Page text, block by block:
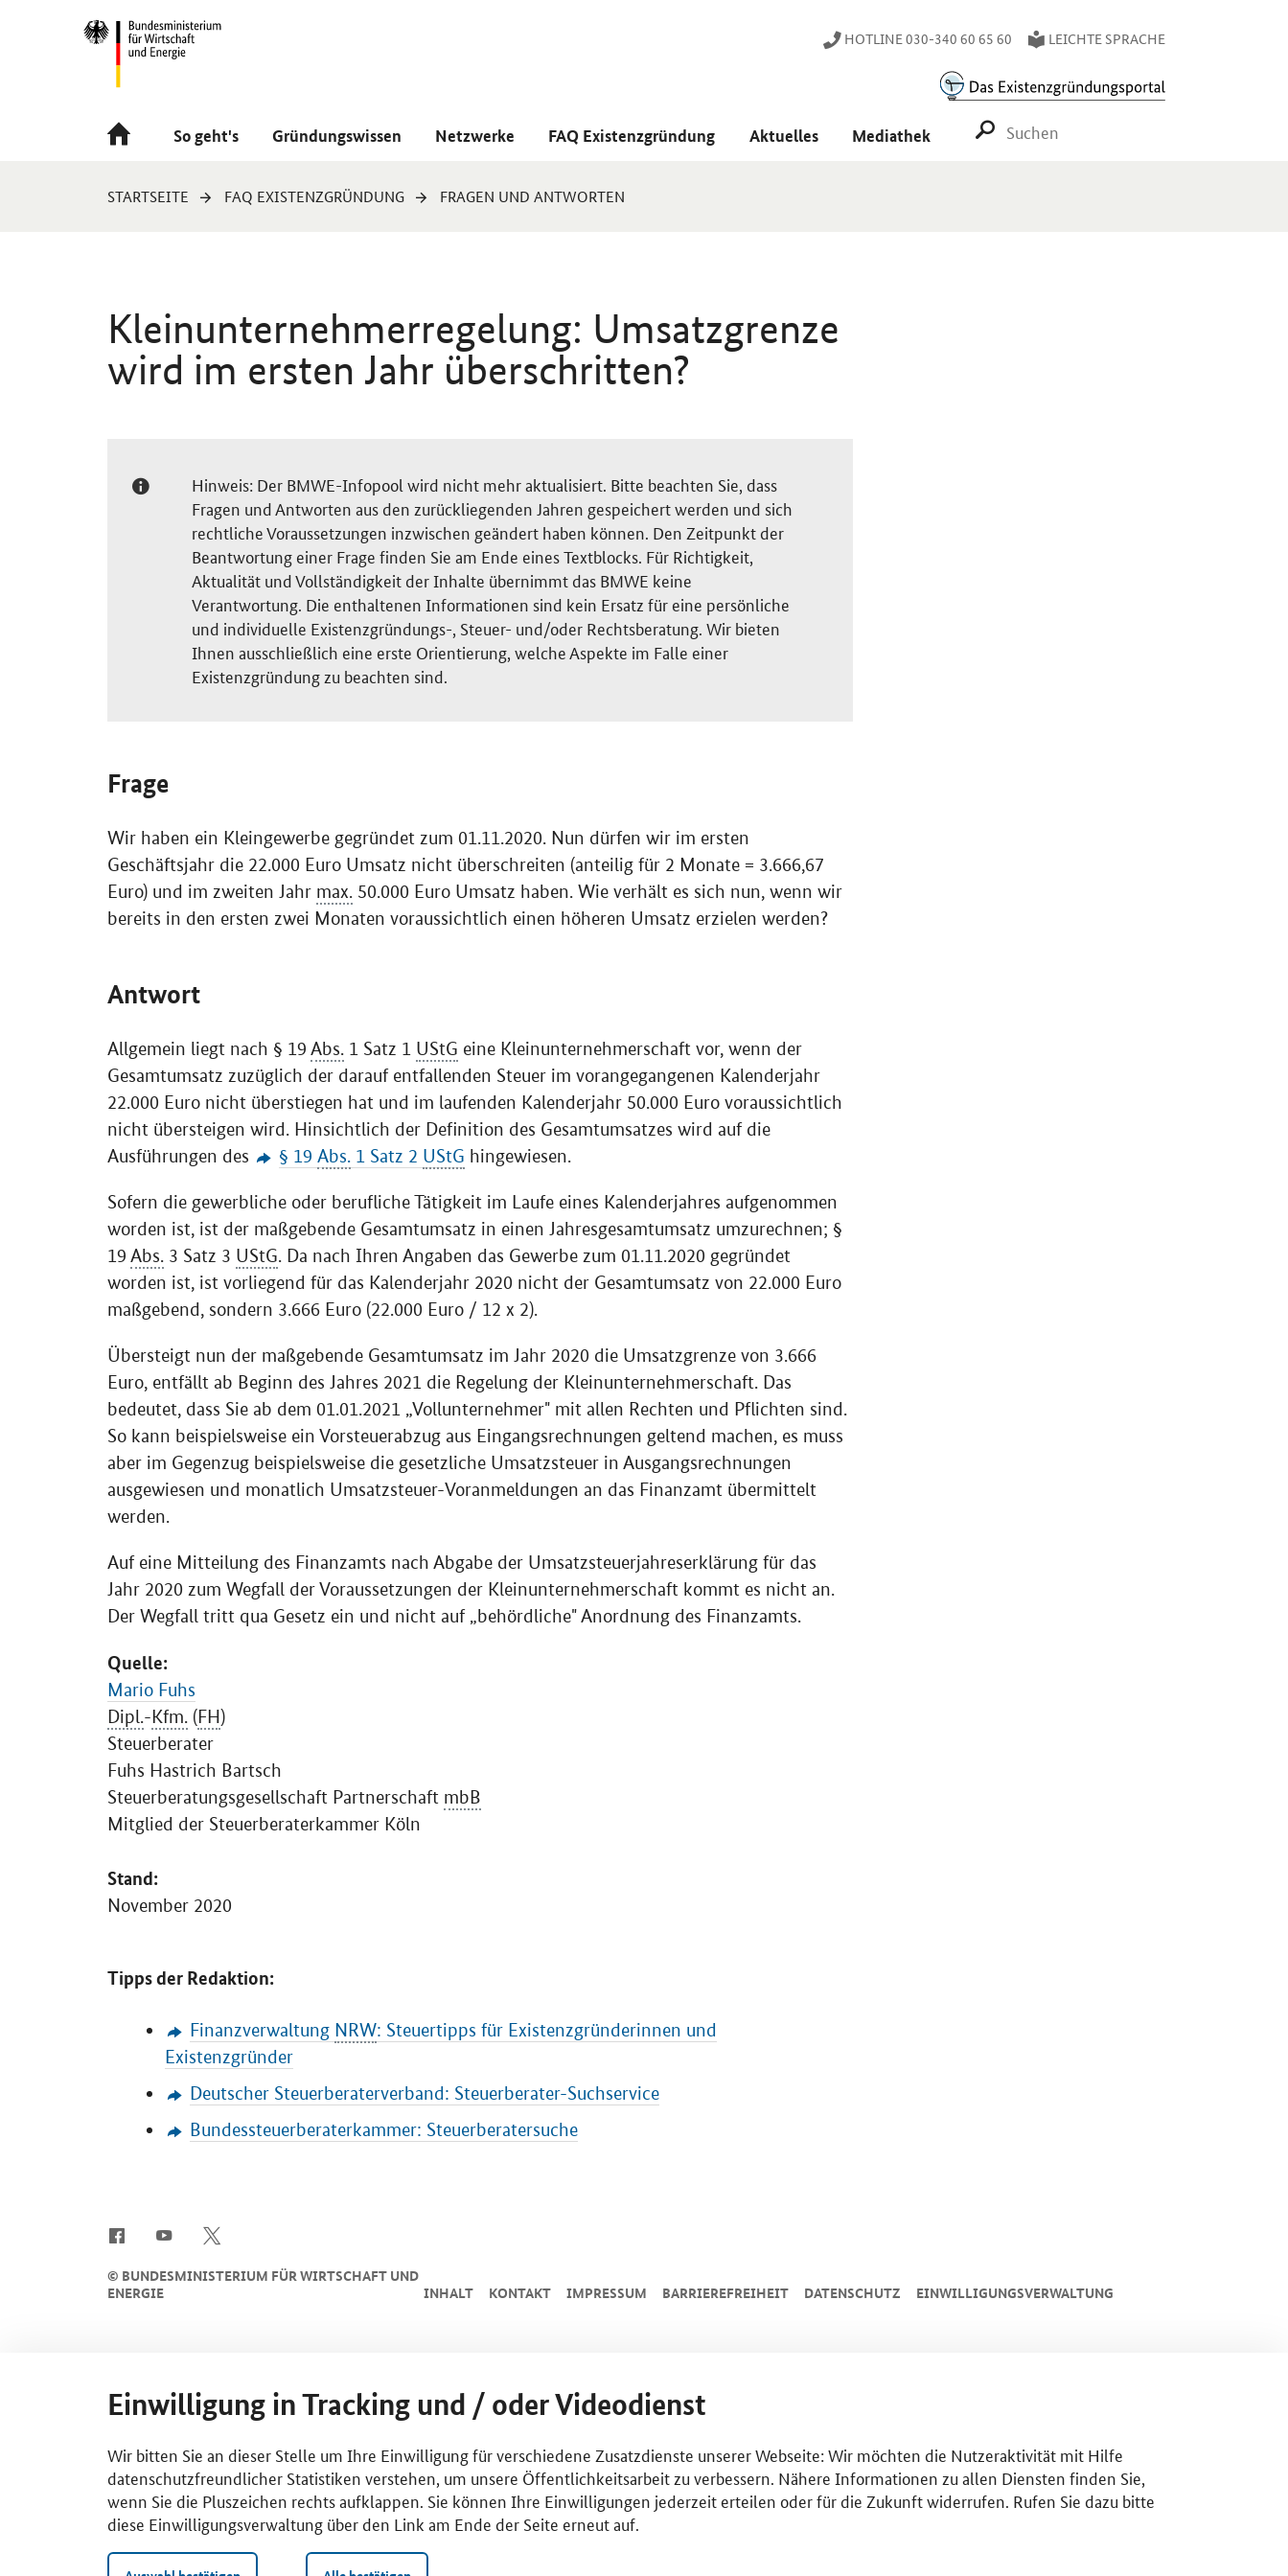
Navigation
Hauptmenü HOTLINE 030-340 60 65 60 LEICHTE SPRACHE
So geht's Gründungswissen Netzwerke FAQ Existenzgründung Aktuelles Mediathek SUCHE STARTEN
Sie
STARTSEITE FAQ EXISTENZGRÜNDUNG FRAGEN UND ANTWORTEN
Kleinunternehmerregelung: Umsatzgrenze
wird im ersten Jahr überschritten?
Hinweis: Der BMWE-Infopool wird nicht mehr aktualisiert. Bitte beachten Sie, dass
Fragen und Antworten aus den zurückliegenden Jahren gespeichert werden und sich
rechtliche Voraussetzungen inzwischen geändert haben können. Den Zeitpunkt der
Beantwortung einer Frage finden Sie am Ende eines Textblocks. Für Richtigkeit,
Aktualität und Vollständigkeit der Inhalte übernimmt das BMWE keine
Verantwortung. Die enthaltenen Informationen sind kein Ersatz für eine persönliche
und individuelle Existenzgründungs-, Steuer- und/oder Rechtsberatung. Wir bieten
Ihnen ausschließlich eine erste Orientierung, welche Aspekte im Falle einer
Existenzgründung zu beachten sind.
Frage
Wir haben ein Kleingewerbe gegründet zum 01.11.2020. Nun dürfen wir im ersten
Geschäftsjahr die 22.000 Euro Umsatz nicht überschreiten (anteilig für 2 Monate = 3.666,67
Euro) und im zweiten Jahr max. 50.000 Euro Umsatz haben. Wie verhält es sich nun, wenn wir
bereits in den ersten zwei Monaten voraussichtlich einen höheren Umsatz erzielen werden?
Antwort
Allgemein liegt nach § 19 Abs. 1 Satz 1 UStG eine Kleinunternehmerschaft vor, wenn der
Gesamtumsatz zuzüglich der darauf entfallenden Steuer im vorangegangenen Kalenderjahr
22.000 Euro nicht überstiegen hat und im laufenden Kalenderjahr 50.000 Euro voraussichtlich
nicht übersteigen wird. Hinsichtlich der Definition des Gesamtumsatzes wird auf die
Ausführungen des
§ 19 Abs. 1 Satz 2 UStG hingewiesen.
Sofern die gewerbliche oder berufliche Tätigkeit im Laufe eines Kalenderjahres aufgenommen
worden ist, ist der maßgebende Gesamtumsatz in einen Jahresgesamtumsatz umzurechnen; §
19 Abs. 3 Satz 3 UStG. Da nach Ihren Angaben das Gewerbe zum 01.11.2020 gegründet
worden ist, ist vorliegend für das Kalenderjahr 2020 nicht der Gesamtumsatz von 22.000 Euro
maßgebend, sondern 3.666 Euro (22.000 Euro / 12 x 2).
Übersteigt nun der maßgebende Gesamtumsatz im Jahr 2020 die Umsatzgrenze von 3.666
Euro, entfällt ab Beginn des Jahres 2021 die Regelung der Kleinunternehmerschaft. Das
bedeutet, dass Sie ab dem 01.01.2021 „Vollunternehmer" mit allen Rechten und Pflichten sind.
So kann beispielsweise ein Vorsteuerabzug aus Eingangsrechnungen geltend machen, es muss
aber im Gegenzug beispielsweise die gesetzliche Umsatzsteuer in Ausgangsrechnungen
ausgewiesen und monatlich Umsatzsteuer-Voranmeldungen an das Finanzamt übermittelt
werden.
Auf eine Mitteilung des Finanzamts nach Abgabe der Umsatzsteuerjahreserklärung für das
Jahr 2020 zum Wegfall der Voraussetzungen der Kleinunternehmerschaft kommt es nicht an.
Der Wegfall tritt qua Gesetz ein und nicht auf „behördliche" Anordnung des Finanzamts.
Quelle:
Mario Fuhs
Dipl.-Kfm. (FH)
Steuerberater
Fuhs Hastrich Bartsch
Steuerberatungsgesellschaft Partnerschaft mbB
Mitglied der Steuerberaterkammer Köln
Stand:
November 2020
Tipps der Redaktion:
Finanzverwaltung NRW: Steuertipps für Existenzgründerinnen und
Existenzgründer
Deutscher Steuerberaterverband: Steuerberater-Suchservice
Bundessteuerberaterkammer: Steuerberatersuche
© BUNDESMINISTERIUM FÜR WIRTSCHAFT UND
ENERGIE
INHALT KONTAKT IMPRESSUM BARRIEREFREIHEIT DATENSCHUTZ EINWILLIGUNGSVERWALTUNG
Einwilligung in Tracking und / oder Videodienst
Wir bitten Sie an dieser Stelle um Ihre Einwilligung für verschiedene Zusatzdienste unserer Webseite: Wir möchten die Nutzeraktivität mit Hilfe
datenschutzfreundlicher Statistiken verstehen, um unsere Öffentlichkeitsarbeit zu verbessern. Nähere Informationen zu allen Diensten finden Sie,
wenn Sie die Pluszeichen rechts aufklappen. Sie können Ihre Einwilligungen jederzeit erteilen oder für die Zukunft widerrufen. Rufen Sie dazu bitte
diese Einwilligungsverwaltung über den Link am Ende der Seite erneut auf.